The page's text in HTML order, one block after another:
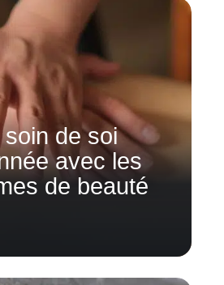
de soi
avec les
de beauté